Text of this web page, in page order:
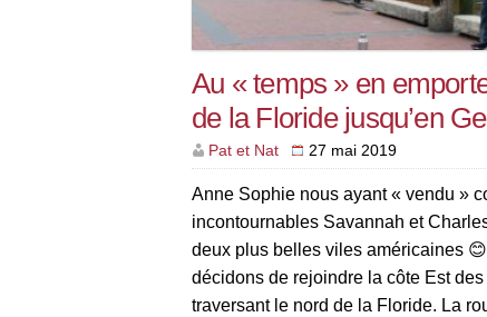
Au « temps » en
de la Floride jusqu’en
Pat et Nat 27 mai 2019
Anne Sophie nous ayant « vendu »
incontournables Savannah et
deux plus belles viles américaines
décidons de rejoindre la côte Est des
traversant le nord de la Floride. La